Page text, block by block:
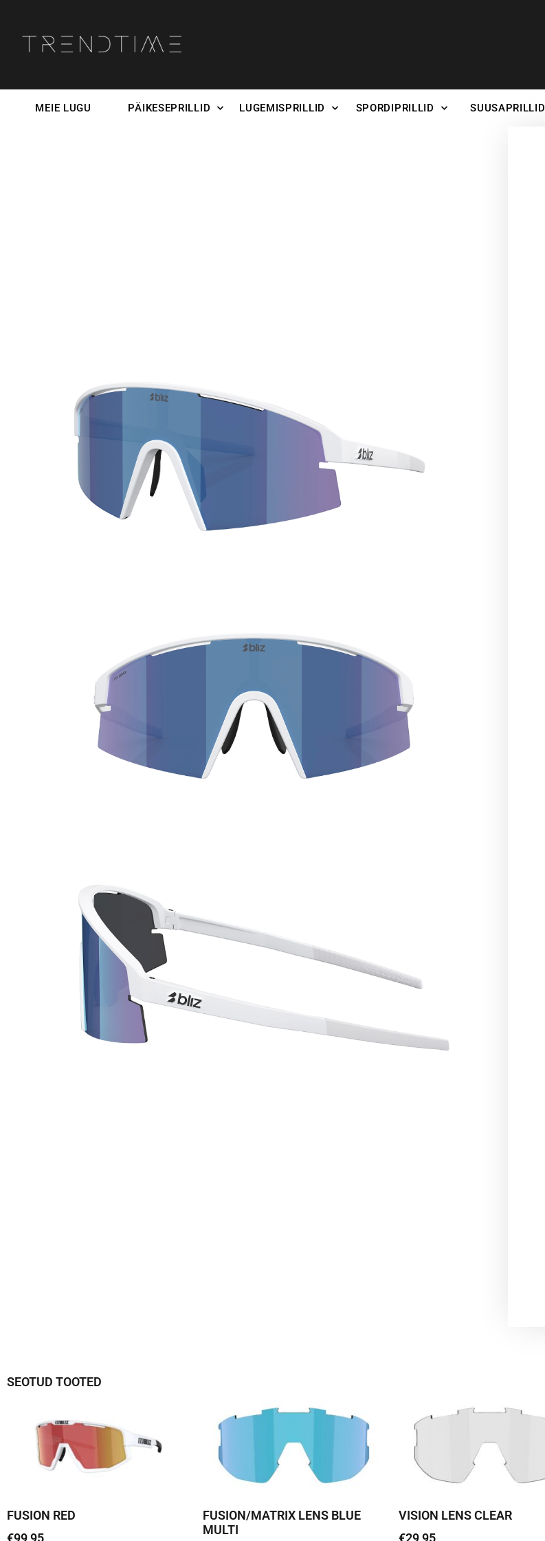
MEIE LUGU PÄIKESEPRILLID LUGEMISPRILLID SPORDIPRILLID SUUSAPRILLID
SEOTUD TOOTED
FUSION RED
FUSION/MATRIX LENS BLUE
MULTI
VISION LENS CLEAR